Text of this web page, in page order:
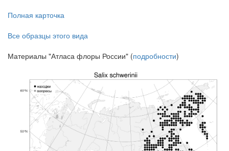
Полная карточка
Все образцы этого вида
Материалы "Атласа флоры России" (подробности)